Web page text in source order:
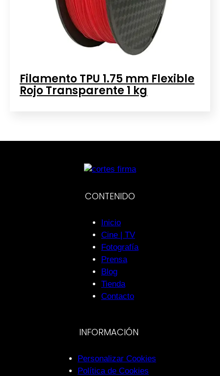
Filamento TPU 1.75 mm Flexible
Rojo Transparente 1 kg
CONTENIDO
Inicio
Cine | TV
Fotografía
Prensa
Blog
Tienda
Contacto
INFORMACIÓN
Personalizar Cookies
Política de Cookies